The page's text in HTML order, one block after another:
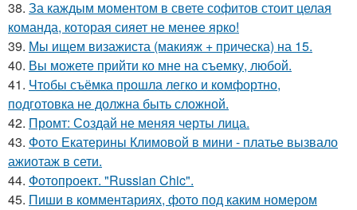
38. За каждым моментом в свете софитов стоит целая
команда, которая сияет не менее ярко!
39. Мы ищем визажиста (макияж + прическа) на 15.
40. Вы можете прийти ко мне на съемку, любой.
41. Чтобы съёмка прошла легко и комфортно,
подготовка не должна быть сложной.
42. Промт: Создай не меняя черты лица.
43. Фото Екатерины Климовой в мини - платье вызвало
ажиотаж в сети.
44. Фотопроект. "Russian Chic".
45. Пиши в комментариях, фото под каким номером